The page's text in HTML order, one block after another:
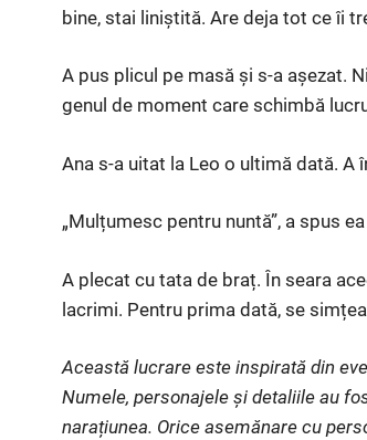
bine, stai liniștită. Are deja tot ce îi
A pus plicul pe masă și s-a așezat.
genul de moment care schimbă
Ana s-a uitat la Leo o ultimă dată. A
„Mulțumesc pentru nuntă”, a spus
A plecat cu tata de braț. În seara
lacrimi. Pentru prima dată, se
Această lucrare este inspirată din
Numele, personajele și detaliile au
narațiunea. Orice asemănare cu